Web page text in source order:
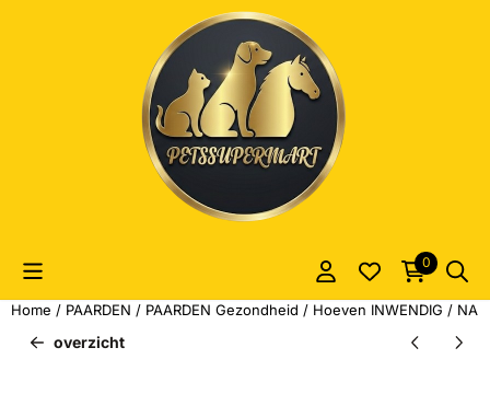
Cookievoorkeuren zijn momenteel gesloten.
0
Home / PAARDEN / PAARDEN Gezondheid / Hoeven INWENDIG /
overzicht